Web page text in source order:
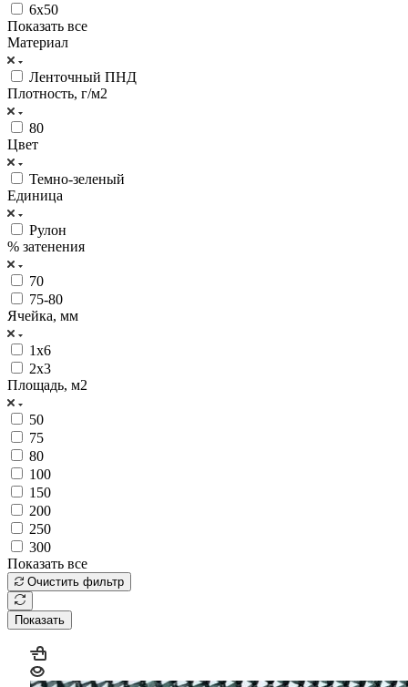
6х50
Показать все
Материал
Ленточный ПНД
Плотность, г/м2
80
Цвет
Темно-зеленый
Единица
Рулон
% затенения
70
75-80
Ячейка, мм
1х6
2х3
Площадь, м2
50
75
80
100
150
200
250
300
Показать все
Очистить фильтр
Показать